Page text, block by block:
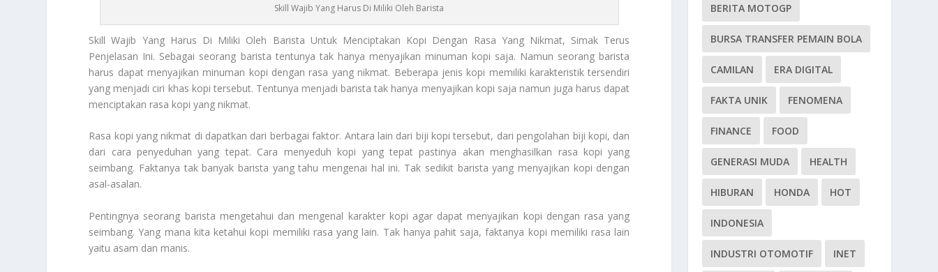
Skill Wajib Yang Harus Di Miliki Oleh Barista
Skill Wajib Yang Harus Di Miliki Oleh Barista Untuk Menciptakan Kopi Dengan Rasa Yang Nikmat, Simak Terus
Penjelasan Ini. Sebagai seorang barista tentunya tak hanya menyajikan minuman kopi saja. Namun seorang barista
harus dapat menyajikan minuman kopi dengan rasa yang nikmat. Beberapa jenis kopi memiliki karakteristik tersendiri
yang menjadi ciri khas kopi tersebut. Tentunya menjadi barista tak hanya menyajikan kopi saja namun juga harus dapat
menciptakan rasa kopi yang nikmat.
Rasa kopi yang nikmat di dapatkan dari berbagai faktor. Antara lain dari biji kopi tersebut, dari pengolahan biji kopi, dan
dari cara penyeduhan yang tepat. Cara menyeduh kopi yang tepat pastinya akan menghasilkan rasa kopi yang
seimbang. Faktanya tak banyak barista yang tahu mengenai hal ini. Tak sedikit barista yang menyajikan kopi dengan
asal-asalan.
Pentingnya seorang barista mengetahui dan mengenal karakter kopi agar dapat menyajikan kopi dengan rasa yang
seimbang. Yang mana kita ketahui kopi memiliki rasa yang lain. Tak hanya pahit saja, faktanya kopi memiliki rasa lain
yaitu asam dan manis.
BERITA MOTOGP
BURSA TRANSFER PEMAIN BOLA
CAMILAN ERA DIGITAL
FAKTA UNIK FENOMENA
FINANCE FOOD
GENERASI MUDA HEALTH
HIBURAN HONDA HOT
INDONESIA
INDUSTRI OTOMOTIF INET